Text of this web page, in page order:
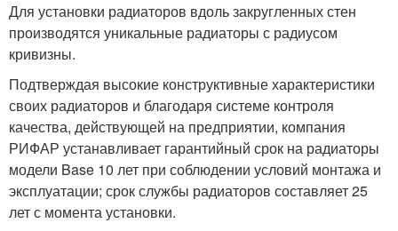
Для установки радиаторов вдоль закругленных стен
производятся уникальные радиаторы с радиусом
кривизны.
Подтверждая высокие конструктивные характеристики
своих радиаторов и благодаря системе контроля
качества, действующей на предприятии, компания
РИФАР устанавливает гарантийный срок на радиаторы
модели Base 10 лет при соблюдении условий монтажа и
эксплуатации; срок службы радиаторов составляет 25
лет с момента установки.